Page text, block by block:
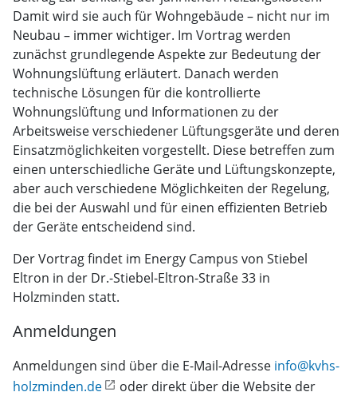
Damit wird sie auch für Wohngebäude – nicht nur im
Neubau – immer wichtiger. Im Vortrag werden
zunächst grundlegende Aspekte zur Bedeutung der
Wohnungslüftung erläutert. Danach werden
technische Lösungen für die kontrollierte
Wohnungslüftung und Informationen zu der
Arbeitsweise verschiedener Lüftungsgeräte und deren
Einsatzmöglichkeiten vorgestellt. Diese betreffen zum
einen unterschiedliche Geräte und Lüftungskonzepte,
aber auch verschiedene Möglichkeiten der Regelung,
die bei der Auswahl und für einen effizienten Betrieb
der Geräte entscheidend sind.
Der Vortrag findet im Energy Campus von Stiebel
Eltron in der Dr.-Stiebel-Eltron-Straße 33 in
Holzminden statt.
Anmeldungen
Anmeldungen sind über die E-Mail-Adresse info@kvhs-
holzminden.de
oder direkt über die Website der